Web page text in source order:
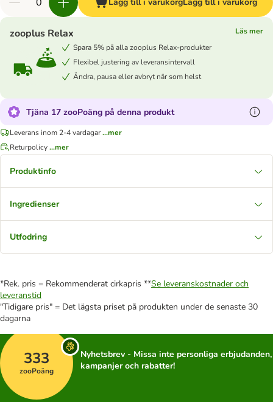
zooplus Relax
Läs mer
Spara 5% på alla zooplus Relax-produkter
Flexibel justering av leveransintervall
Ändra, pausa eller avbryt när som helst
Tjäna 17 zooPoäng på denna produkt
Leverans inom 2-4 vardagar...mer
Returpolicy...mer
Produktinfo
Ingredienser
Utfodring
*Rek. pris = Rekommenderat cirkapris **Se leveranskostnader och
leveranstid
"Tidigare pris" = Det lägsta priset på produkten under de senaste 30
dagarna
333
zooPoäng
Nyhetsbrev - Missa inte personliga erbjudanden,
kampanjer och rabatter!